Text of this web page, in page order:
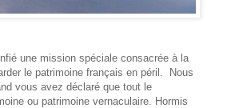
une mission spéciale consacrée à la
le patrimoine français en péril. Nous
vous avez déclaré que tout le
ou patrimoine vernaculaire. Hormis